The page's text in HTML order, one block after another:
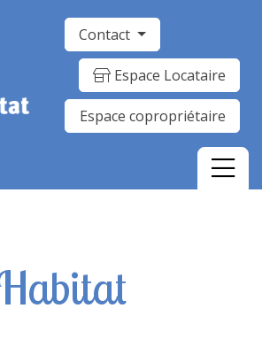
Contact
Espace Locataire
Espace copropriétaire